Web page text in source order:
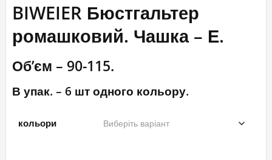
BIWEIER Бюстгальтер
ромашковий. Чашка – Е.
Об’єм – 90-115.
В упак. – 6 шт одного кольору.
кольори